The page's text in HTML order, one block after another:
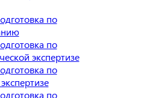
по
по
экспертизе
по
по